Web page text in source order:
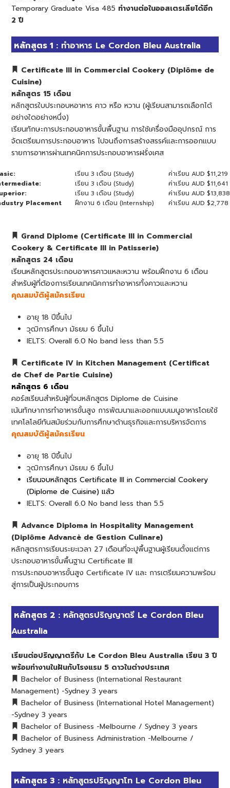
Temporary Graduate Visa 485 ทำงานต่อในออสเตรเลียได้อีก
2 ปี
หลักสูตร 1 : ทำอาหาร Le Cordon Bleu Australia
Certificate III in Commercial Cookery (Diplôme de
Cuisine)
หลักสูตร 15 เดือน
หลักสูตรใบประกอบหอาหาร คาว หรือ หวาน (ผู้เรียนสามารถเลือกได้
อย่างใดอย่างหนึ่ง)
เรียนทักษะการประกอบอาหารขั้นพื้นฐาน การใช้เครื่องมืออุปกรณ์ การ
จัดเตรียมการประกอบอาหาร ไปจนถึงการสร้างสรรค์และการออกแบบ
รายการอาหารผ่านเทคนิคการประกอบอาหารฝรั่งเศส
เรียน 3 เดือน (Study)
ค่าเรียน AUD $11,219
เรียน 3 เดือน (Study)
ค่าเรียน AUD $11,641
เรียน 3 เดือน (Study)
ค่าเรียน AUD $13,838
Placement
ฝึกงาน 6 เดือน (Internship) ค่าเรียน AUD $2,778
Grand Diplome (Certificate III in Commercial
Cookery & Certificate III in Patisserie)
หลักสูตร 24 เดือน
เรียนหลักสูตรประกอบอาหารคาวแหละหวาน พร้อมฝึกงาน 6 เดือน
สำหรับผู้ที่ต้องการเรียนเทคนิคการทำอาหารทั้งคาวและหวาน
คุณสมบัติผู้สมัครเรียน
อายุ 18 ปีขึ้นไป
วุฒิการศึกษา มัธยม 6 ขึ้นไป
IELTS: Overall 6.0 No band less than 5.5
Certificate IV in Kitchen Management (Certificat
de Chef de Partie Cuisine)
หลักสูตร 6 เดือน
คอร์สเรียนสำหรับผู้ที่จบหลักสูตร Diplome de Cuisine
เน้นทักษาการทำอาหารขั้นสูง การพัฒนาและออกแบบเมนูอาหารโดยใช้
เทคโลโลยีทันสมัยร่วมกับการศึกษาด้านธุรกิจและการบริหารจัดการ
คุณสมบัติผู้สมัครเรียน
อายุ 18 ปีขึ้นไป
วุฒิการศึกษา มัธยม 6 ขึ้นไป
เรียนจบหลักสูตร Certificate III in Commercial Cookery
(Diplome de Cuisine) แล้ว
IELTS: Overall 6.0 No band less than 5.5
Advance Diploma in Hospitality Management
(Diplôme Advancè de Gestion Culinare)
หลักสูตรการเรียนระยะเวลา 27 เดือนที่จะปูพื้นฐานผู้เรียนตั้งแต่การ
ประกอบอาหารขั้นพื้นฐาน Certificate III
การประกอบอาหารขั้นสูง Certificate IV และ การเตรียมความพร้อม
สู่การเป็นผู้ประกอบการ
หลักสูตร 2 : หลักสูตรปริญญาตรี Le Cordon Bleu
Australia
เรียนต่อปริญญาตรีกับ Le Cordon Bleu Australia เรียน 3 ปี
พร้อมทำงานในฝันกับโรงแรม 5 ดาวในต่างประเทศ
Bachelor of Business (International Restaurant
Management) -Sydney 3 years
Bachelor of Business (International Hotel Management)
-Sydney 3 years
Bachelor of Business -Melbourne / Sydney 3 years
Bachelor of Business Administration -Melbourne /
Sydney 3 years
หลักสูตร 3 : หลักสูตรปริญญาโท Le Cordon Bleu